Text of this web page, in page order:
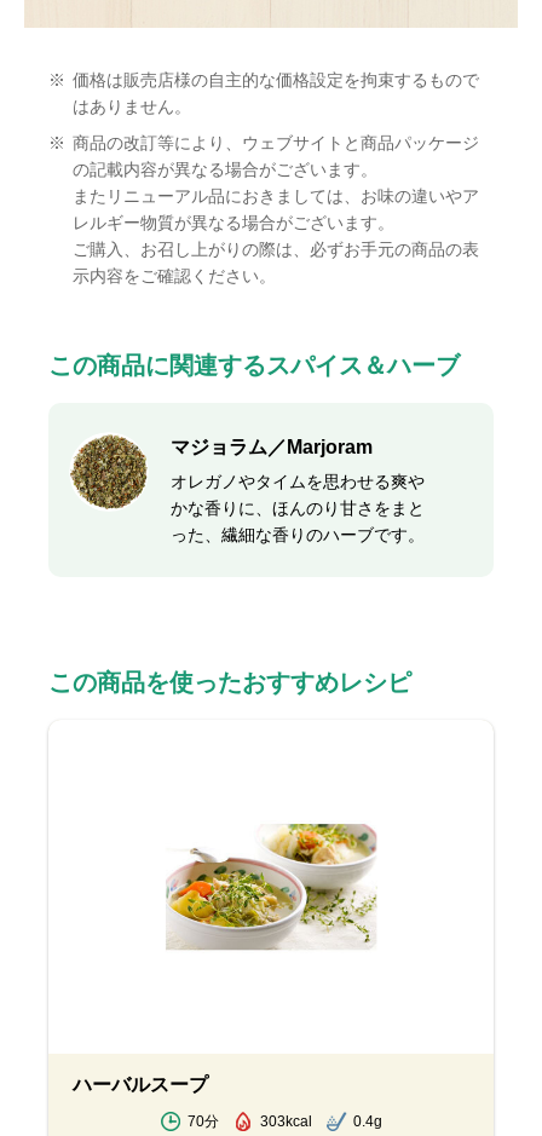
※ 価格は販売店様の自主的な価格設定を拘束するもので
はありません。
※ 商品の改訂等により、ウェブサイトと商品パッケージ
の記載内容が異なる場合がございます。
またリニューアル品におきましては、お味の違いやア
レルギー物質が異なる場合がございます。
ご購入、お召し上がりの際は、必ずお手元の商品の表
示内容をご確認ください。
この商品に関連するスパイス＆ハーブ
マジョラム／Marjoram
オレガノやタイムを思わせる爽や
かな香りに、ほんのり甘さをまと
った、繊細な香りのハーブです。
この商品を使ったおすすめレシピ
ハーバルスープ
70分 303kcal 0.4g